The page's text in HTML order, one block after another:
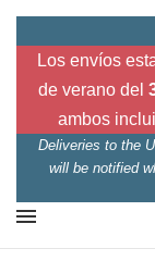
Los envíos
de verano del
ambos
Deliveries to the
will be notified